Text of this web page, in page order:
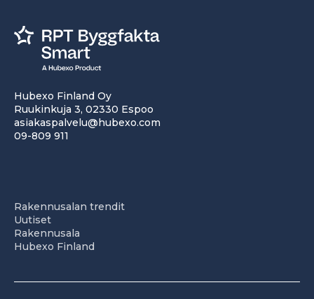
Hubexo Finland Oy
Ruukinkuja 3, 02330 Espoo
asiakaspalvelu@hubexo.com
09-809 911
Rakennusalan trendit
Uutiset
Rakennusala
Hubexo Finland